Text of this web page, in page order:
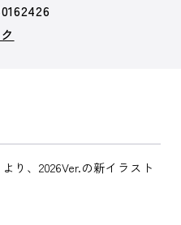
り、2026Ver.の新イラスト